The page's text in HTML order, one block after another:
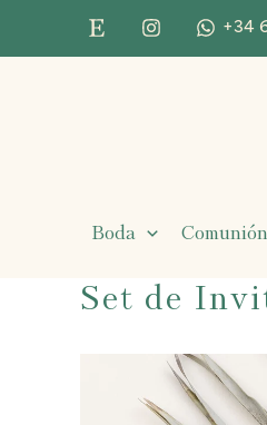
+34
Boda Comunión
Set de